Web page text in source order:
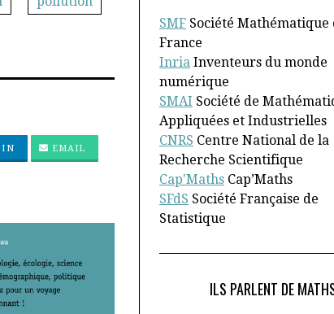
EMAIL
SMF Société Mathématique
France
Inria Inventeurs du monde
numérique
SMAI Société de
Appliquées et Industrielles
CNRS Centre National de la
Recherche Scientifique
Cap'Maths Cap’Maths
SFdS Société Française de
Statistique
ILS PARLENT DE